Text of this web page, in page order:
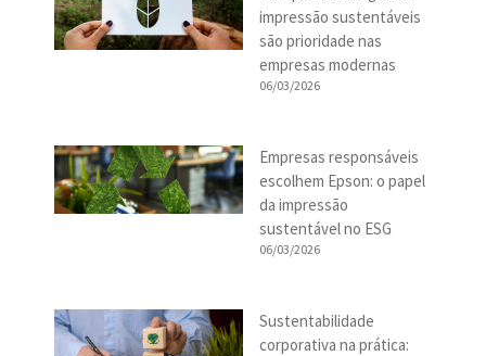
impressão sustentáveis
são prioridade nas
empresas modernas
06/03/2026
Empresas responsáveis
escolhem Epson: o papel
da impressão
sustentável no ESG
06/03/2026
Sustentabilidade
corporativa na prática: